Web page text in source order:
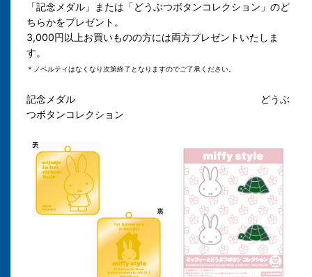
「記念メダル」または「どうぶつボタンコレクション」のど
ちらかをプレゼント。
3,000円以上お買いものの方には両方プレゼントいたしま
す。
＊ノベルティはなくなり次第終了となりますのでご了承ください。
記念メダル どうぶ
つボタンコレクション